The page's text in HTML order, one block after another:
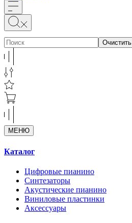
Очистить
МЕНЮ
Каталог
Цифровые пианино
Синтезаторы
Акустические пианино
Виниловые пластинки
Аксессуары